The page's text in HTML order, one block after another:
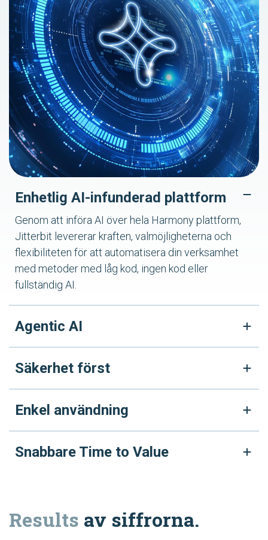
Enhetlig AI-infunderad plattform
Genom att införa AI över hela Harmony plattform,
Jitterbit levererar kraften, valmöjligheterna och
flexibiliteten för att automatisera din verksamhet
med metoder med låg kod, ingen kod eller
fullständig AI.
Agentic AI
Säkerhet först
Enkel användning
Snabbare Time to Value
Results av siffrorna.